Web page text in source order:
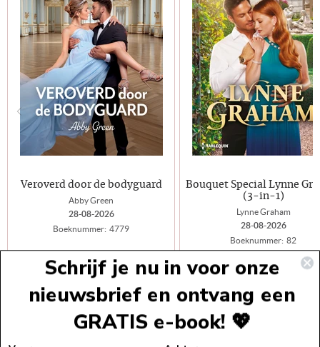
Veroverd door de bodyguard
Abby Green
28-08-2026
Boeknummer: 4779
E-Book €4,99
Bouquet Special Lynne
(3-in-1)
Lynne Graham
28-08-2026
Boeknummer: 82
Boek
E-Book
Schrijf je nu in voor onze
nieuwsbrief en ontvang een
GRATIS e-book! 💖